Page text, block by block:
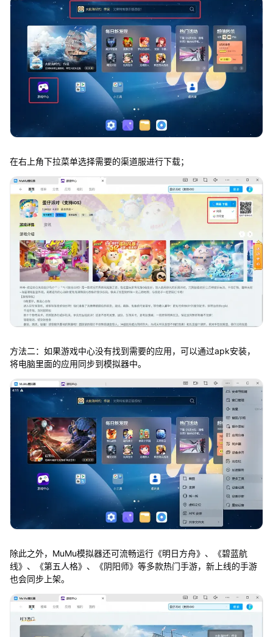
在右上角下拉菜单选择需要的渠道服进行下载；
方法二：如果游戏中心没有找到需要的应用，可以通过apk安装，
将电脑里面的应用同步到模拟器中。
除此之外，MuMu模拟器还可流畅运行《明日方舟》、《碧蓝航
线》、《第五人格》、《阴阳师》等多款热门手游，新上线的手游
也会同步上架。